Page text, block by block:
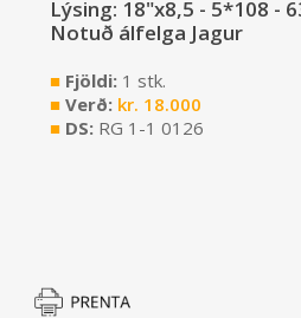
Lýsing: 18"x8,5 - 5*108 -
Notuð álfelga Jagur
■Fjöldi: 1 stk.
■Verð: kr. 18.000
■DS: RG 1-1 0126